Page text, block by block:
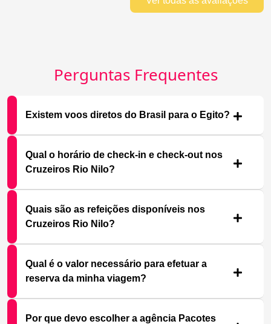
Perguntas Frequentes
Existem voos diretos do Brasil para o Egito?
Qual o horário de check-in e check-out nos
Cruzeiros Rio Nilo?
Quais são as refeições disponíveis nos
Cruzeiros Rio Nilo?
Qual é o valor necessário para efetuar a
reserva da minha viagem?
Por que devo escolher a agência Pacotes